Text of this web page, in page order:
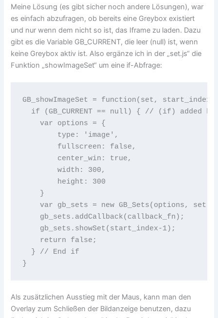
Meine Lösung (es gibt sicher noch andere Lösungen), war
es einfach abzufragen, ob bereits eine Greybox existiert
und nur wenn dem nicht so ist, das Iframe zu laden. Dazu
gibt es die Variable GB_CURRENT, die leer (null) ist, wenn
keine Greybox aktiv ist. Also ergänze ich in der „set.js“ die
Funktion „showImageSet“ um eine if-Abfrage:
GB_showImageSet = function(set,
if (GB_CURRENT == null) { // (if) added by
var options = {
type: 'image',
fullscreen: false,
center_win: true,
width: 300,
height: 300
}
var gb_sets = new GB_Sets(options, set);
gb_sets.addCallback(callback_fn);
gb_sets.showSet(start_index-1);
return false;
} // End if
}
Als zusätzlichen Ausstieg mit der Maus, kann man den
Overlay zum Schließen der Bildanzeige benutzen, dazu